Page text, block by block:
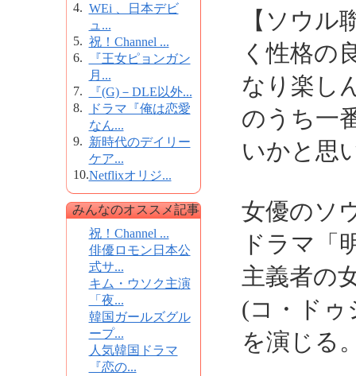
4. WEi 、日本デビ
ュ...
5. 祝！Channel ...
6.
『王女ピョンガン
月...
7.
『(G)－DLE以外...
8.
ドラマ『俺は恋愛
なん...
9. 新時代のデイリー
ケア...
10.Netflixオリジ...
みんなのオススメ記事
祝！Channel ...
俳優ロモン日本公
式サ...
キム・ウソク主演
「夜...
韓国ガールズグル
ープ...
人気韓国ドラマ
『恋の...
【ソウ
く性格の
なり楽し
のうち一
いかと思
女優のソ
ドラマ「
主義者の
(コ・ドゥ
を演じる